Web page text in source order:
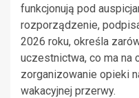
funkcjonują pod
rozporządzenie,
2026 roku, określa
uczestnictwa, co ma na
zorganizowanie opieki
wakacyjnej przerwy.